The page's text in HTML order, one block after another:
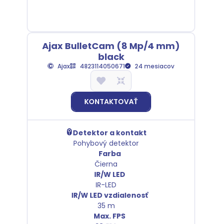
Ajax BulletCam (8 Mp/4 mm)
black
Ajax 4823114050671 24 mesiacov
KONTAKTOVAŤ
Detektor a kontakt
Pohybový detektor
Farba
Čierna
IR/W LED
IR-LED
IR/W LED vzdialenosť
35 m
Max. FPS